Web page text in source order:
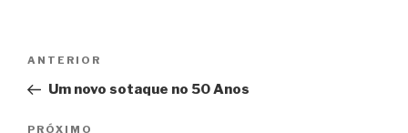
Post
Anterior
ANTERIOR
Um novo sotaque no 50 Anos
PRÓXIMO